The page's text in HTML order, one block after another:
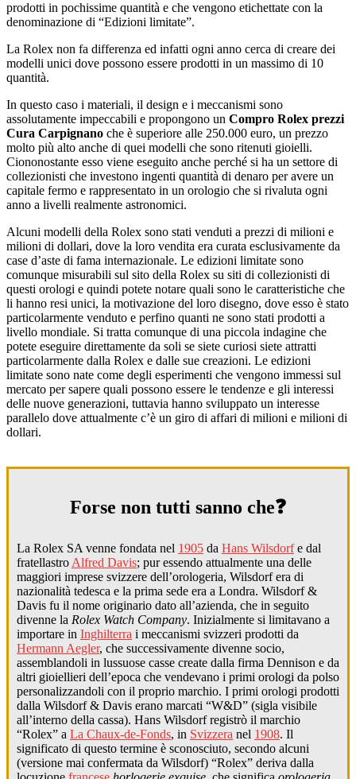
prodotti in pochissime quantità e che vengono etichettate con la
denominazione di “Edizioni limitate”.
La Rolex non fa differenza ed infatti ogni anno cerca di creare dei
modelli unici dove possono essere prodotti in un massimo di 10
quantità.
In questo caso i materiali, il design e i meccanismi sono
assolutamente impeccabili e propongono un Compro Rolex prezzi
Cura Carpignano che è superiore alle 250.000 euro, un prezzo
molto più alto anche di quei modelli che sono ritenuti gioielli.
Ciononostante esso viene eseguito anche perché si ha un settore di
collezionisti che investono ingenti quantità di denaro per avere un
capitale fermo e rappresentato in un orologio che si rivaluta ogni
anno a livelli realmente astronomici.
Alcuni modelli della Rolex sono stati venduti a prezzi di milioni e
milioni di dollari, dove la loro vendita era curata esclusivamente da
case d’aste di fama internazionale. Le edizioni limitate sono
comunque misurabili sul sito della Rolex su siti di collezionisti di
questi orologi e quindi potete notare quali sono le caratteristiche che
li hanno resi unici, la motivazione del loro disegno, dove esso è stato
particolarmente venduto e perfino quanti ne sono stati prodotti a
livello mondiale. Si tratta comunque di una piccola indagine che
potete eseguire direttamente da soli se siete curiosi siete attratti
particolarmente dalla Rolex e dalle sue creazioni. Le edizioni
limitate sono nate come degli esperimenti che vengono immessi sul
mercato per sapere quali possono essere le tendenze e gli interessi
delle nuove generazioni, tuttavia hanno sviluppato un interesse
parallelo dove attualmente c’è un giro di affari di milioni e milioni di
dollari.
Forse non tutti sanno che❓
La Rolex SA venne fondata nel 1905 da Hans Wilsdorfe dal
fratellastro Alfred Davis; pur essendo attualmente una delle
maggiori imprese svizzere dell’orologeria, Wilsdorf era di
nazionalità tedesca e la prima sede era a Londra. Wilsdorf &
Davis fu il nome originario dato all’azienda, che in seguito
divenne la Rolex Watch Company. Inizialmente si limitavano a
importare in Inghilterra i meccanismi svizzeri prodotti da
Hermann Aegler, che successivamente divenne socio,
assemblandoli in lussuose casse create dalla firma Dennison e da
altri gioiellieri dell’epoca che vendevano i primi orologi da polso
personalizzandoli con il proprio marchio. I primi orologi prodotti
dalla Wilsdorf & Davis erano marcati “W&D” (sigla visibile
all’interno della cassa). Hans Wilsdorf registrò il marchio
“Rolex” a La Chaux-de-Fonds, in Svizzera nel 1908. Il
significato di questo termine è sconosciuto, secondo alcuni
(versione mai confermata da Wilsdorf) “Rolex” deriva dalla